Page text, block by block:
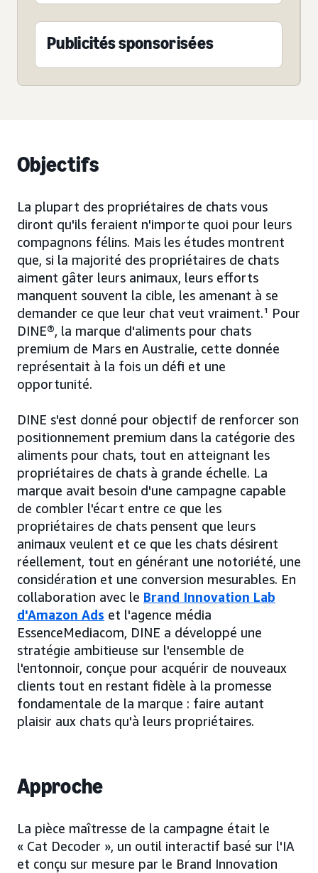
Publicités sponsorisées
Objectifs
La plupart des propriétaires de chats vous
diront qu'ils feraient n'importe quoi pour leurs
compagnons félins. Mais les études montrent
que, si la majorité des propriétaires de chats
aiment gâter leurs animaux, leurs efforts
manquent souvent la cible, les amenant à se
demander ce que leur chat veut vraiment.¹ Pour
DINE®, la marque d'aliments pour chats
premium de Mars en Australie, cette donnée
représentait à la fois un défi et une
opportunité.
DINE s'est donné pour objectif de renforcer son
positionnement premium dans la catégorie des
aliments pour chats, tout en atteignant les
propriétaires de chats à grande échelle. La
marque avait besoin d'une campagne capable
de combler l'écart entre ce que les
propriétaires de chats pensent que leurs
animaux veulent et ce que les chats désirent
réellement, tout en générant une notoriété, une
considération et une conversion mesurables. En
collaboration avec le Brand Innovation Lab
d'Amazon Ads et l'agence média
EssenceMediacom, DINE a développé une
stratégie ambitieuse sur l'ensemble de
l'entonnoir, conçue pour acquérir de nouveaux
clients tout en restant fidèle à la promesse
fondamentale de la marque : faire autant
plaisir aux chats qu'à leurs propriétaires.
Approche
La pièce maîtresse de la campagne était le
« Cat Decoder », un outil interactif basé sur l'IA
et conçu sur mesure par le Brand Innovation